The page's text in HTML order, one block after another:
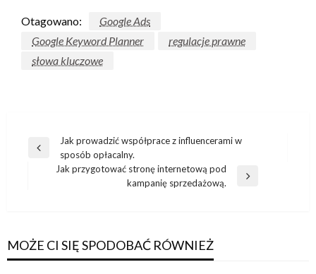
Otagowano:
Google Ads
Google Keyword Planner
regulacje prawne
słowa kluczowe
Nawigacja
wpisu
Poprzedni
Jak prowadzić współprace z influencerami w
sposób opłacalny.
Jak przygotować stronę internetową pod
kampanię sprzedażową.
MOŻE CI SIĘ SPODOBAĆ RÓWNIEŻ